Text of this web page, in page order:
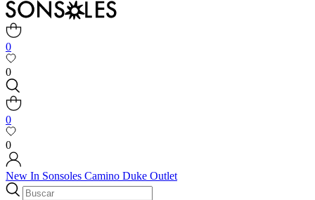
0
0
0
0
New In Sonsoles Camino Duke Outlet